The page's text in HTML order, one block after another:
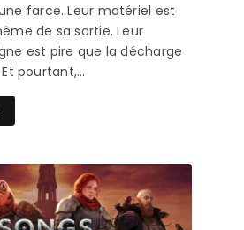
farce. Leur matériel est
de sa sortie. Leur
est pire que la décharge
pourtant,…